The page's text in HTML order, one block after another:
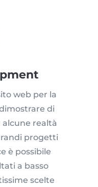
web per la
di
alcune realtà
progetti
è possibile
a basso
scelte